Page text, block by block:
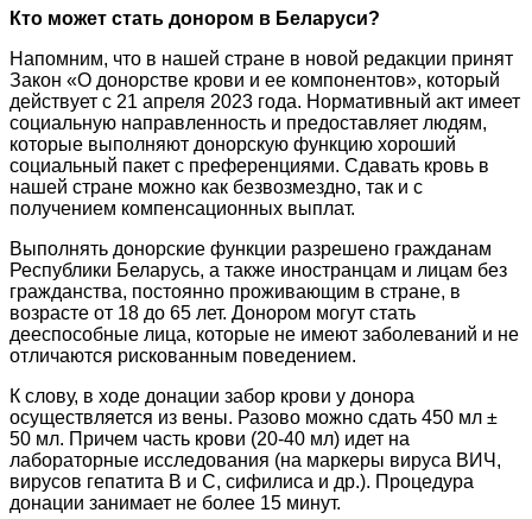
Кто может стать донором в Беларуси?
Напомним, что в нашей стране в новой редакции принят
Закон «О донорстве крови и ее компонентов», который
действует с 21 апреля 2023 года. Нормативный акт имеет
социальную направленность и предоставляет людям,
которые выполняют донорскую функцию хороший
социальный пакет с преференциями. Сдавать кровь в
нашей стране можно как безвозмездно, так и с
получением компенсационных выплат.
Выполнять донорские функции разрешено гражданам
Республики Беларусь, а также иностранцам и лицам без
гражданства, постоянно проживающим в стране, в
возрасте от 18 до 65 лет. Донором могут стать
дееспособные лица, которые не имеют заболеваний и не
отличаются рискованным поведением.
К слову, в ходе донации забор крови у донора
осуществляется из вены. Разово можно сдать 450 мл ±
50 мл. Причем часть крови (20-40 мл) идет на
лабораторные исследования (на маркеры вируса ВИЧ,
вирусов гепатита B и C, сифилиса и др.). Процедура
донации занимает не более 15 минут.